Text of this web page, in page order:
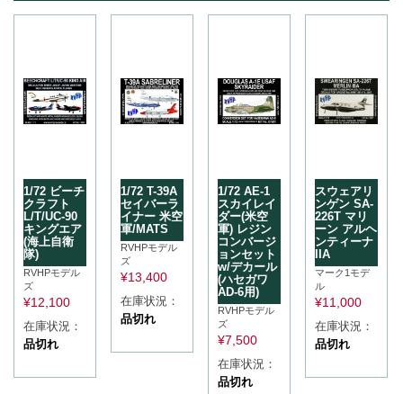
1/72 ビーチ
クラフト
L/T/UC-90
キングエア
(海上自衛
隊)
RVHPモデル
ズ
¥12,100
在庫状況：
品切れ
1/72 T-39A
セイバーラ
イナー 米空
軍/MATS
RVHPモデル
ズ
¥13,400
在庫状況：
品切れ
1/72 AE-1
スカイレイ
ダー(米空
軍) レジン
コンバージ
ョンセット
w/デカール
(ハセガワ
AD-6用)
RVHPモデル
ズ
¥7,500
在庫状況：
品切れ
スウェアリ
ンゲン SA-
226T マリ
ーン アルヘ
ンティーナ
IIA
マーク1モデ
ル
¥11,000
在庫状況：
品切れ